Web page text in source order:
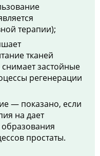
терапии);
тканей
застойные
регенерации
— показано, если
на дает
образования
простаты.